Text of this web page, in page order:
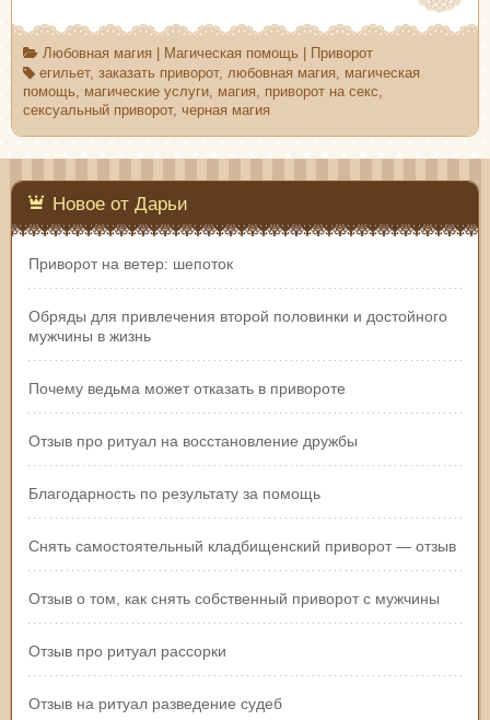
Любовная магия Магическая помощь
Приворот
егильет, заказать приворот, любовная магия
магическая
помощь
магические услуги магия приворот на секс
сексуальный приворот, черная магия
Новое от Дарьи
Приворот на ветер: шепоток
Обряды для привлечения второй половинки и достойного
мужчины в жизнь
Почему ведьма может отказать в привороте
Отзыв про ритуал на восстановление дружбы
Благодарность по результату за помощь
Снять самостоятельный кладбищенский приворот — отзыв
Отзыв о том, как снять собственный приворот с мужчины
Отзыв про ритуал рассорки
Отзыв на ритуал разведение судеб